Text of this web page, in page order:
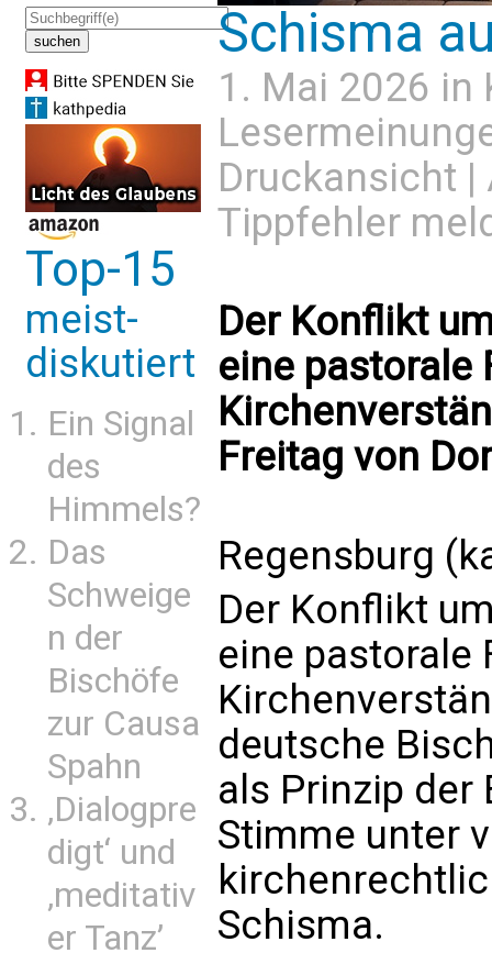
Top-15
meist-
diskutiert
Ein Signal
des
Himmels?
Das
Schweige
n der
Bischöfe
zur Causa
Spahn
‚Dialogpre
digt‘ und
‚meditativ
er Tanz’
Schisma
1. Mai 2026 in
Druckansicht |
Tippfehler
Der Konflikt
eine pastorale
Freitag von
Regensburg
Der Konflikt
eine pastorale
deutsche
als Prinzip der
Stimme unter
Schisma.